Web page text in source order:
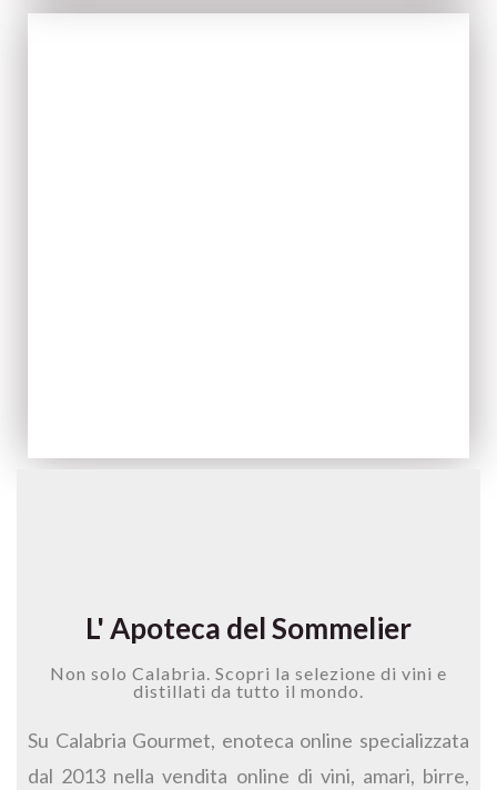
L' Apoteca del Sommelier
Non solo Calabria. Scopri la selezione di vini e
distillati da tutto il mondo.
Su Calabria Gourmet, enoteca online specializzata
dal 2013 nella vendita online di vini, amari, birre,